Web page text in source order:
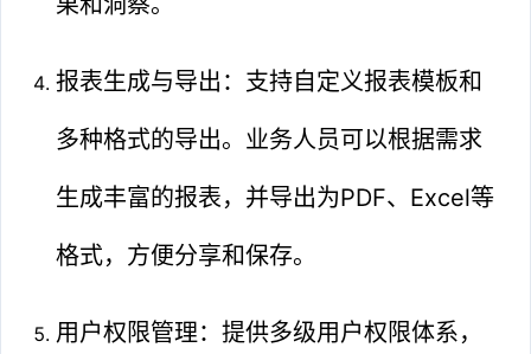
报表生成与导出：支持自定义报表模板和
多种格式的导出。业务人员可以根据需求
生成丰富的报表，并导出为PDF、Excel等
格式，方便分享和保存。
用户权限管理：提供多级用户权限体系，